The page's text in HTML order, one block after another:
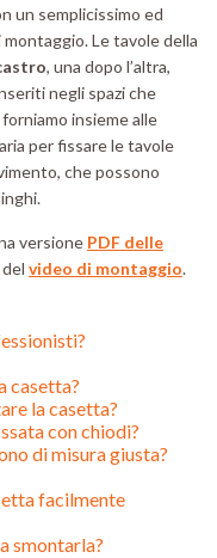
un semplicissimo ed
Le tavole della
, una dopo l’altra,
negli spazi che
insieme alle
per fissare le tavole
che possono
versione PDF delle
video di montaggio.
casetta?
la casetta?
con chiodi?
di misura giusta?
facilmente
smontarla?